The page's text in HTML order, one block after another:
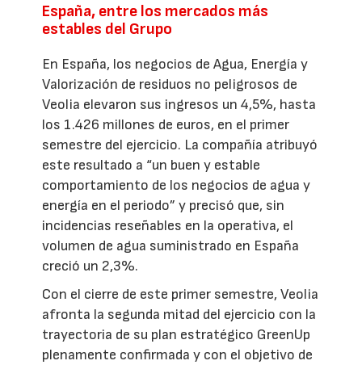
España, entre los mercados más
estables del Grupo
En España, los negocios de Agua, Energía y
Valorización de residuos no peligrosos de
Veolia elevaron sus ingresos un 4,5%, hasta
los 1.426 millones de euros, en el primer
semestre del ejercicio. La compañía atribuyó
este resultado a “un buen y estable
comportamiento de los negocios de agua y
energía en el periodo” y precisó que, sin
incidencias reseñables en la operativa, el
volumen de agua suministrado en España
creció un 2,3%.
Con el cierre de este primer semestre, Veolia
afronta la segunda mitad del ejercicio con la
trayectoria de su plan estratégico GreenUp
plenamente confirmada y con el objetivo de